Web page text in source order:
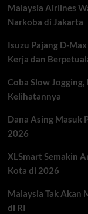
Bikin
Tidur
Lelap?
Malaysia Airlines
Narkoba di Jakarta
Isuzu Pajang D-
Kerja dan
Coba Slow Jogging,
Kelihatannya
Dana Asing Masuk
2026
XLSmart Semakin
Kota di 2026
Malaysia Tak Akan
di RI